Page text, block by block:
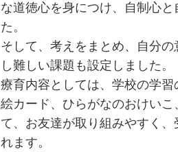
な道徳心を身につけ、自制心
た。
そして、考えをまとめ、自分
し難しい課題も設定しました。
療育内容としては、学校の学習
絵カード、ひらがなのおけい
て、お友達が取り組みやすく
れます。